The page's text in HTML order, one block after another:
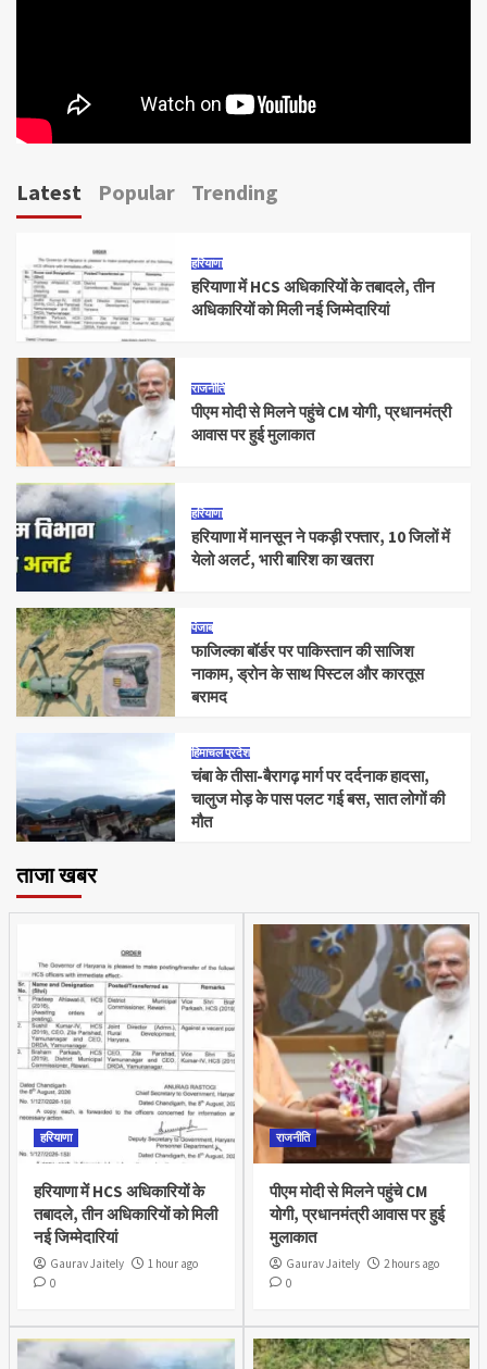
Latest Popular Trending
हरियाणा
हरियाणा में HCS अधिकारियों के तबादले, तीन
अधिकारियों को मिली नई जिम्मेदारियां
राजनीति
पीएम मोदी से मिलने पहुंचे CM योगी, प्रधानमंत्री
आवास पर हुई मुलाकात
हरियाणा
हरियाणा में मानसून ने पकड़ी रफ्तार, 10 जिलों में
येलो अलर्ट, भारी बारिश का खतरा
पंजाब
फाजिल्का बॉर्डर पर पाकिस्तान की साजिश
नाकाम, ड्रोन के साथ पिस्टल और कारतूस
बरामद
हिमाचल प्रदेश
चंबा के तीसा-बैरागढ़ मार्ग पर दर्दनाक हादसा,
चालुज मोड़ के पास पलट गई बस, सात लोगों की
मौत
ताजा खबर
हरियाणा
हरियाणा में HCS अधिकारियों के
तबादले, तीन अधिकारियों को मिली
नई जिम्मेदारियां
Gaurav Jaitely
1 hour ago
0
राजनीति
पीएम मोदी से मिलने पहुंचे CM
योगी, प्रधानमंत्री आवास पर हुई
मुलाकात
Gaurav Jaitely
2 hours ago
0